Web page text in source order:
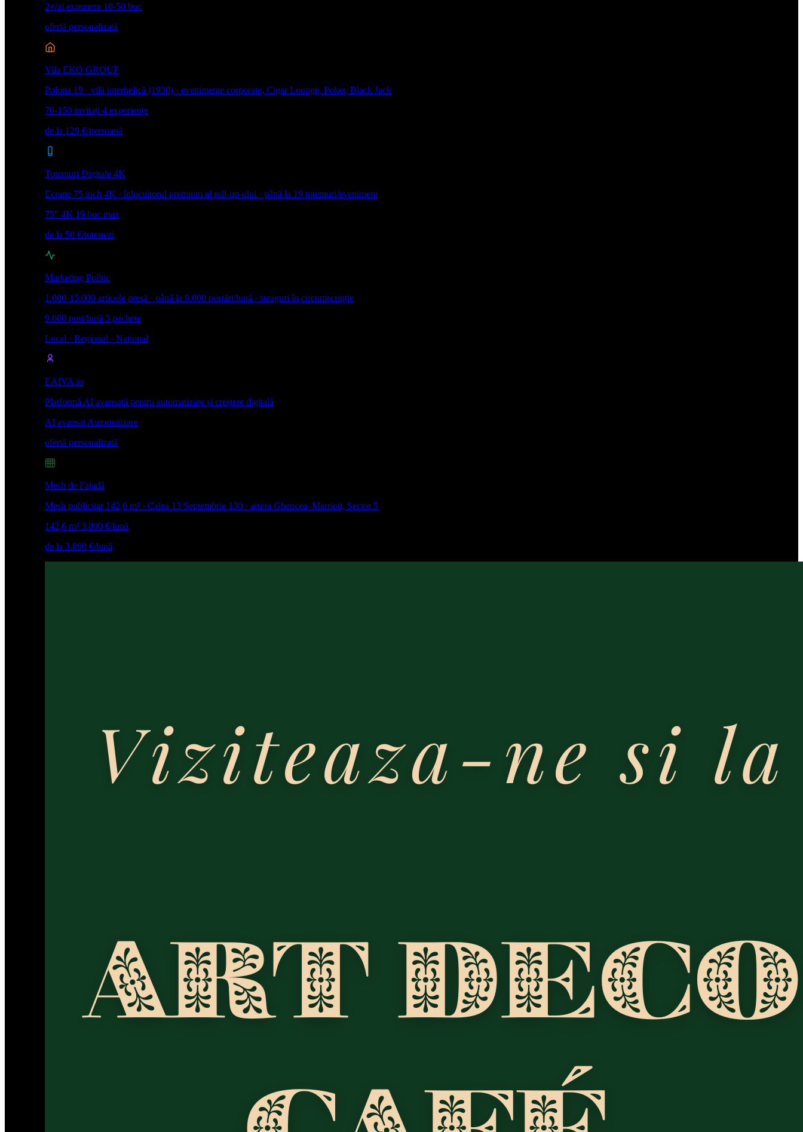
2×/zi expunere 10-50 buc
ofertă personalizată
Vila EKO GROUP
Polona 19 · vilă interbelică (1930) · evenimente corporate, Cigar Lounge, Poker, Black Jack
70-150 invitați 4 experiențe
de la 129 €/persoană
Totemuri Digitale 4K
Ecrane 75 inch 4K · înlocuitorul premium al roll-up-ului · până la 19 totemuri/eveniment
75″ 4K 19 buc max
de la 50 €/totem/zi
Marketing Politic
1.000-15.000 articole presă · până la 9.000 postări/lună · steaguri în circumscripție
9.000 post/lună 3 pachete
Local · Regional · Național
EAIVA.io
Platformă AI avansată pentru automatizare și creștere digitală
AI avansat Automatizare
ofertă personalizată
Mesh de Fațadă
Mesh publicitar 142,6 m² · Calea 13 Septembrie 130 · artera Ghencea–Marriott, Sector 5
142,6 m² 3.890 €/lună
de la 3.890 €/lună